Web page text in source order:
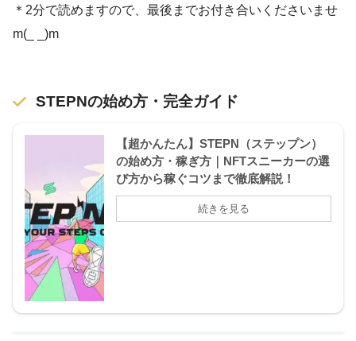
＊2分で読めますので、最後までお付き合いくださいませ
m(_ _)m
STEPNの始め方・完全ガイド
【超かんたん】STEPN（ステップン）
の始め方・稼ぎ方｜NFTスニーカーの選
び方から稼ぐコツまで徹底解説！